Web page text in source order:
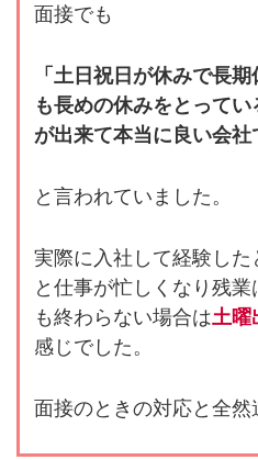
面接でも
「土日祝日が休みで長
も長めの休みをとって
が出来て本当に良い会社
と言われていました。
実際に入社して経験し
と仕事が忙しくなり残
も終わらない場合は土曜
感じでした。
面接のときの対応と全然